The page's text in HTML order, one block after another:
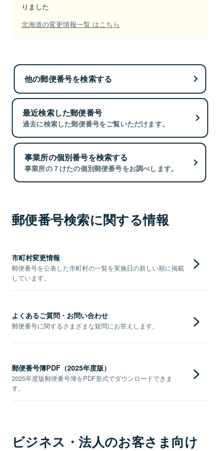
りました
北海道の変更情報一覧 はこちら
他の郵便番号を検索する
最近検索した郵便番号
過去に検索した郵便番号をご覧いただけます。
事業所の個別番号を検索する
事業所の７けたの個別郵便番号をお調べします。
郵便番号検索に関する情報
市町村変更情報
郵便番号を公表した市町村の一覧を実施日の新しい順に掲載
しています。
よくあるご質問・お問い合わせ
郵便番号に関するさまざまな疑問にお答えします。
郵便番号簿PDF（2025年度版）
2025年度版郵便番号簿をPDF形式でダウンロードできま
す。
ビジネス・法人のお客さま向け